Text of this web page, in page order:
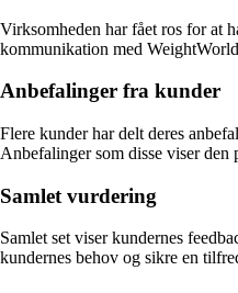
Virksomheden har fået ros for at
kommunikation med
Anbefalinger fra kunder
Flere kunder har delt deres
Anbefalinger som disse viser
Samlet vurdering
Samlet set viser kundernes
kundernes behov og sikre en